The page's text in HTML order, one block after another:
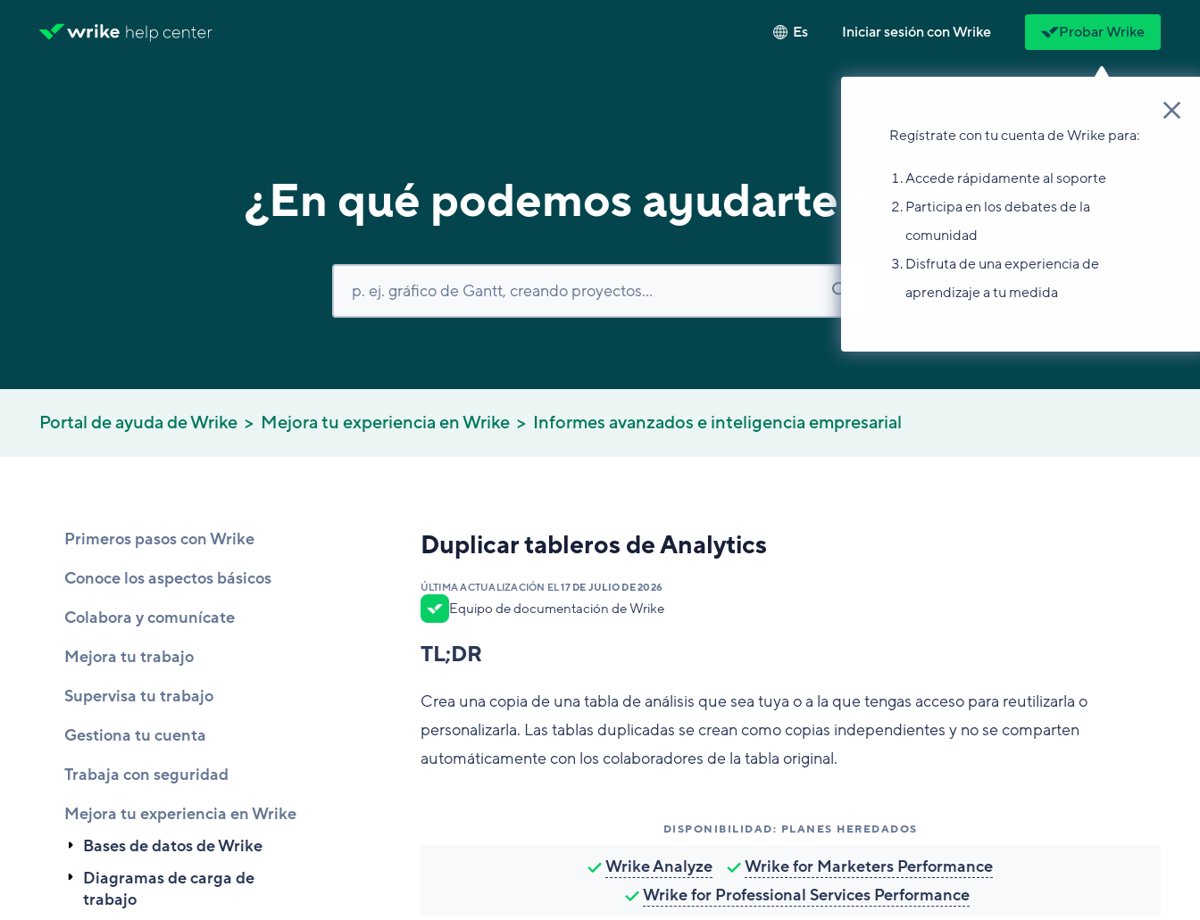
Es Iniciar sesión con Wrike Probar Wrike
Regístrate con tu cuenta de Wrike para:
Accede rápidamente al soporte
Participa en los debates de la
comunidad
Disfruta de una experiencia de
aprendizaje a tu medida
¿En qué podemos ayudarte hoy?
Portal de ayuda de Wrike Mejora tu experiencia en Wrike Informes avanzados e inteligencia empresarial
Primeros pasos con Wrike
Conoce los aspectos básicos
Colabora y comunícate
Mejora tu trabajo
Supervisa tu trabajo
Gestiona tu cuenta
Trabaja con seguridad
Mejora tu experiencia en Wrike
Bases de datos de Wrike
Diagramas de carga de
trabajo
Duplicar tableros de Analytics
ÚLTIMA ACTUALIZACIÓN EL17 DE JULIO DE 2026
Equipo de documentación de Wrike
TL;DR
Crea una copia de una tabla de análisis que sea tuya o a la que tengas acceso para reutilizarla o
personalizarla. Las tablas duplicadas se crean como copias independientes y no se comparten
automáticamente con los colaboradores de la tabla original.
DISPONIBILIDAD: PLANES HEREDADOS
Wrike Analyze
Wrike for Marketers Performance
Wrike for Professional Services Performance